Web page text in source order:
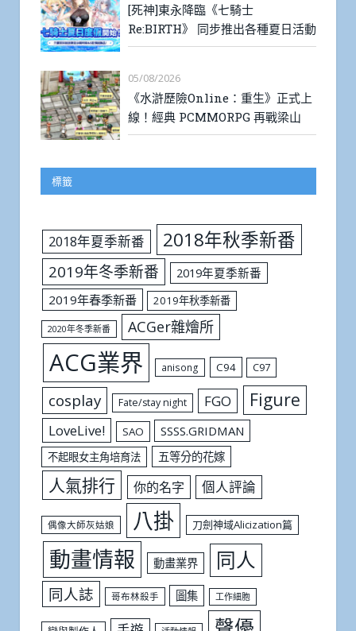
[死神]東永降臨《七騎士
Re:BIRTH》 同步推出各種夏日活動
05/08/2026
《水滸歷險Online：重生》正式上
線！經典 PCMMORPG 再戰梁山
標籤
2018年夏季新番 2018年秋季新番
2019年冬季新番
2019年夏季新番
2019年春季新番
2019年秋季新番
2020年冬季新番 ACGer雜燴所
ACG業界 anisong C94 C97
cosplay Fate/stay night FGO Figure
LoveLive! SAO SSSS.GRIDMAN
不起眼女主角培育法 五等分的花嫁
人氣排行 你的名字 個人評論
偶像大師灰姑娘 八掛 刀劍神域Alicization篇
動畫情報 動畫業界 同人
同人誌 哥布林殺手 圖集 工作細胞